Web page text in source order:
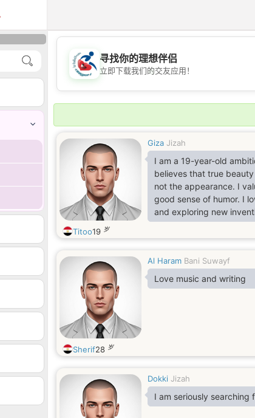
💖
寻找你的理想伴侣
立即下载我们的交友应用！
Giza Jizah
I am a 19-year-old
believes that true
not the appearance. I
good sense of humor. I
and exploring new
grow my business and
smart and cheerful. I
the heart and mind.
Titoo19 岁
Al Haram Bani Suwayf
Love music and writing
Sherif28 岁
Dokki Jizah
I am seriously searching